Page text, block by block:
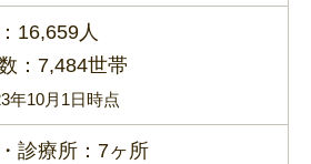
16,659人
：7,484世帯
年10月1日時点
診療所：7ヶ所